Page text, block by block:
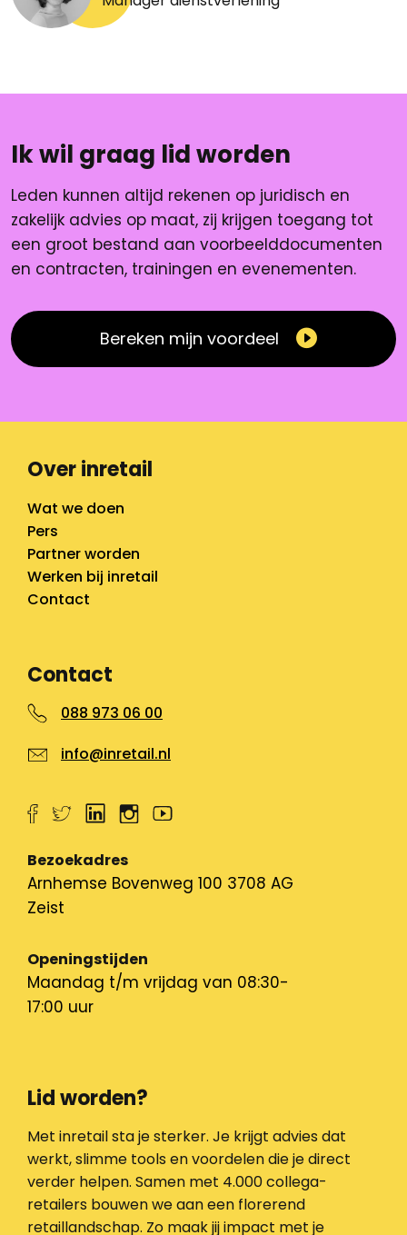
Ik wil graag lid worden
Leden kunnen altijd rekenen op juridisch en
zakelijk advies op maat, zij krijgen toegang tot
een groot bestand aan voorbeelddocumenten
en contracten, trainingen en evenementen.
Bereken mijn voordeel
Over inretail
Wat we doen
Pers
Partner worden
Werken bij inretail
Contact
Contact
088 973 06 00
info@inretail.nl
Bezoekadres
Arnhemse Bovenweg 100 3708 AG
Zeist
Openingstijden
Maandag t/m vrijdag van 08:30-
17:00 uur
Lid worden?
Met inretail sta je sterker. Je krijgt advies dat
werkt, slimme tools en voordelen die je direct
verder helpen. Samen met 4.000 collega-
retailers bouwen we aan een florerend
retaillandschap. Zo maak jij impact met je